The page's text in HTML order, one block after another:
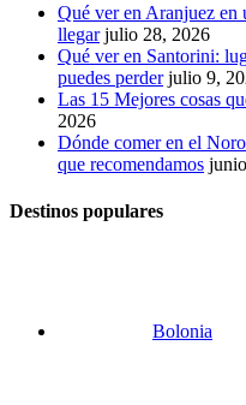
Qué ver en Aranjuez en
llegar julio 28, 2026
Qué ver en Santorini:
puedes perder julio 9,
Las 15 Mejores cosas
2026
Dónde comer en el
que recomendamos
Destinos populares
Bolonia